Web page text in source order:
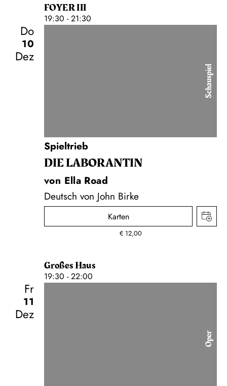
FOYER III
19:30 - 21:30
Do
10
Dez
Schauspiel
Spieltrieb
DIE LA­BO­RAN­TIN
von Ella Road
Deutsch von John Birke
Karten
€ 12,00
Großes Haus
19:30 - 22:00
Fr
11
Dez
Oper